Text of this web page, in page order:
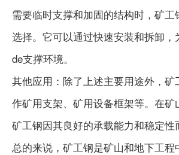
需要临时支撑和加固的结构时，矿
选择。它可以通过快速安装和拆卸，
de支撑环境。
其他应用：除了上述主要用途外，矿
作矿用支架、矿用设备框架等。在矿
矿工钢因其良好的承载能力和稳定性
总的来说，矿工钢是矿山和地下工